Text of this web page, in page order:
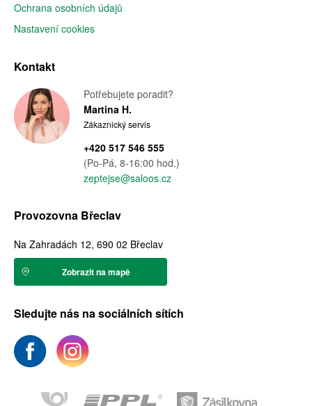
Ochrana osobních údajů
Nastavení cookies
Kontakt
Potřebujete poradit?
Martina H.
Zákaznický servis
+420 517 546 555
(Po-Pá, 8-16:00 hod.)
zeptejse@saloos.cz
Provozovna Břeclav
Na Zahradách 12, 690 02 Břeclav
Zobrazit na mapě
Sledujte nás na sociálních sítích